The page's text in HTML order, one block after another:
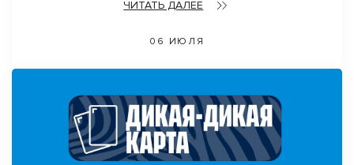
ЧИТАТЬ ДАЛЕЕ
06 ИЮЛЯ